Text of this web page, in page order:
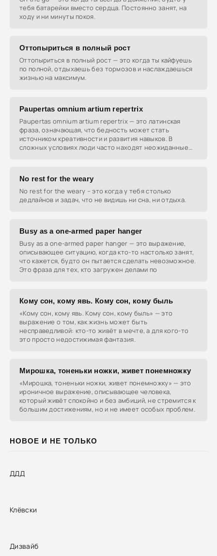
НОВОЕ И НЕ ТОЛЬКО
ДДД
Клёвски
Дизвайб
тебя батарейки вместо сердца. Постоянно занят, на
ходу и ни минуты покоя.
Оттопыриться в полный рост
Оттопыриться в полный рост — это когда ты кайфуешь
по полной, отдыхаешь без тормозов и наслаждаешься
жизнью на максимум.
Paupertas omnium artium repertrix
Paupertas omnium artium repertrix — это латинская
фраза, означающая, что бедность может стать
источником креативности и развития навыков. В
сложных условиях люди часто находят неожиданные
No rest for the weary
No rest for the weary – это когда у тебя столько
дедлайнов и задач, что не видишь ни сна, ни отдыха.
Busy as a one-armed paper hanger
Busy as a one-armed paper hanger — это выражение,
описывающее ситуацию, когда кто-то настолько занят,
что кажется, будто он пытается сделать невозможное.
Это фраза для тех, кто загружен делами по
Кому сон, кому явь. Кому сон, кому быль
«Кому сон, кому явь. Кому сон, кому быль» — это
выражение о том, как жизнь может быть
несправедливой: кто-то живёт в мечте, а для кого-то
это просто недостижимая фантазия.
Мирошка, тоненьки ножки, живет понемножку
«Мирошка, тоненьки ножки, живет понемножку» — это
ироничное выражение, описывающее человека,
который живёт спокойно и без амбиций, не стремится к
большим достижениям, но и не имеет особых проблем.